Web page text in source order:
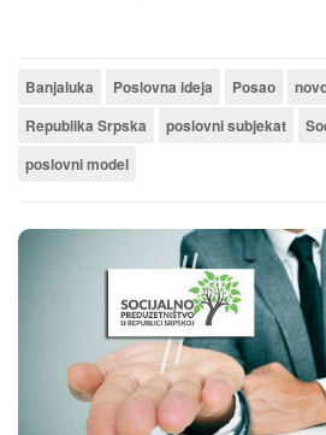
Banjaluka Poslovna ideja Posao
Republika Srpska
poslovni subjekat
poslovni model